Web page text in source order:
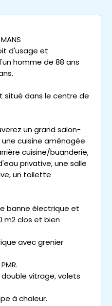
d'usage et
homme de 88 ans
situé dans le centre de
un grand salon-
cuisine aménagée
cuisine/buanderie,
privative, une salle
un toilette
banne électrique et
m2 clos et bien
avec grenier
double vitrage, volets
à chaleur.